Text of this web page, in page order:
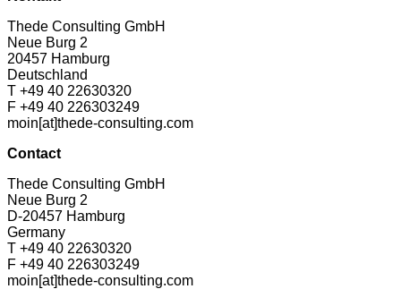
Thede Consulting GmbH
Neue Burg 2
20457 Hamburg
Deutschland
T +49 40 22630320
F +49 40 226303249
moin[at]thede-consulting.com
Contact
Thede Consulting GmbH
Neue Burg 2
D-20457 Hamburg
Germany
T +49 40 22630320
F +49 40 226303249
moin[at]thede-consulting.com